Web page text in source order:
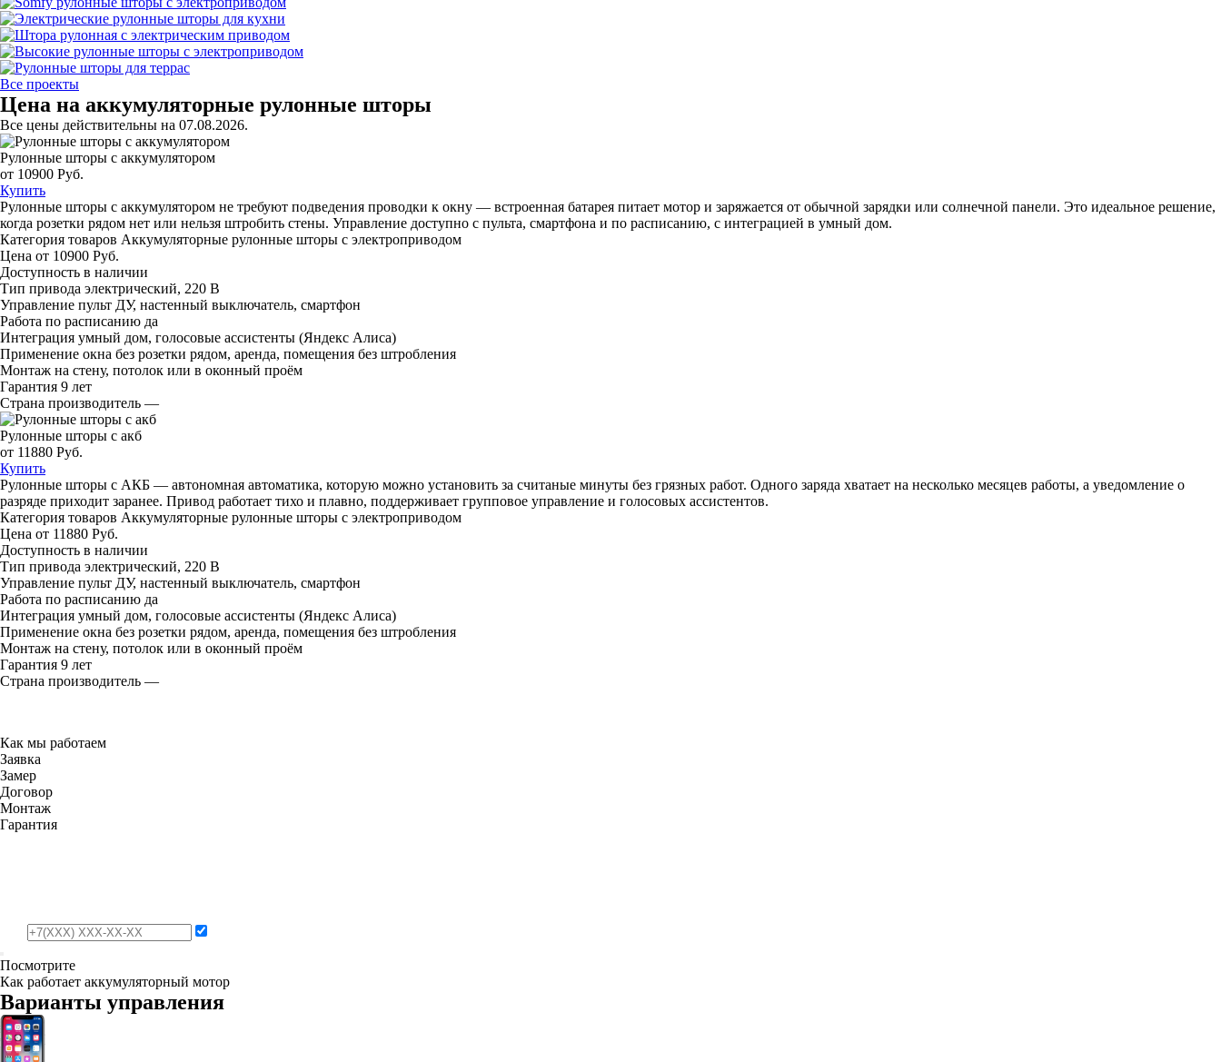
Все проекты
Цена на аккумуляторные рулонные шторы
Все цены действительны на 07.08.2026.
Рулонные шторы с аккумулятором
от 10900 Руб.
Купить
Рулонные шторы с аккумулятором не требуют подведения проводки к окну — встроенная батарея питает мотор и заряжается от обычной зарядки или солнечной панели. Это идеальное решение,
когда розетки рядом нет или нельзя штробить стены. Управление доступно с пульта, смартфона и по расписанию, с интеграцией в умный дом.
Категория товаров Аккумуляторные рулонные шторы с электроприводом
Цена от 10900 Руб.
Доступность в наличии
Тип привода электрический, 220 В
Управление пульт ДУ, настенный выключатель, смартфон
Работа по расписанию да
Интеграция умный дом, голосовые ассистенты (Яндекс Алиса)
Применение окна без розетки рядом, аренда, помещения без штробления
Монтаж на стену, потолок или в оконный проём
Гарантия 9 лет
Страна производитель —
Рулонные шторы с акб
от 11880 Руб.
Купить
Рулонные шторы с АКБ — автономная автоматика, которую можно установить за считаные минуты без грязных работ. Одного заряда хватает на несколько месяцев работы, а уведомление о
разряде приходит заранее. Привод работает тихо и плавно, поддерживает групповое управление и голосовых ассистентов.
Категория товаров Аккумуляторные рулонные шторы с электроприводом
Цена от 11880 Руб.
Доступность в наличии
Тип привода электрический, 220 В
Управление пульт ДУ, настенный выключатель, смартфон
Работа по расписанию да
Интеграция умный дом, голосовые ассистенты (Яндекс Алиса)
Применение окна без розетки рядом, аренда, помещения без штробления
Монтаж на стену, потолок или в оконный проём
Гарантия 9 лет
Страна производитель —
Как мы работаем
Заявка
Замер
Договор
Монтаж
Гарантия
Посмотрите
Как работает аккумуляторный мотор
Варианты управления